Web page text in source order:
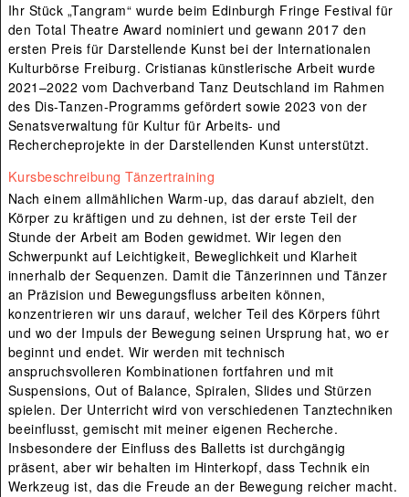
Ihr Stück „Tangram“ wurde beim Edinburgh Fringe Festival für
den Total Theatre Award nominiert und gewann 2017 den
ersten Preis für Darstellende Kunst bei der Internationalen
Kulturbörse Freiburg. Cristianas künstlerische Arbeit wurde
2021–2022 vom Dachverband Tanz Deutschland im Rahmen
des Dis-Tanzen-Programms gefördert sowie 2023 von der
Senatsverwaltung für Kultur für Arbeits- und
Rechercheprojekte in der Darstellenden Kunst unterstützt.
Kursbeschreibung Tänzertraining
Nach einem allmählichen Warm-up, das darauf abzielt, den
Körper zu kräftigen und zu dehnen, ist der erste Teil der
Stunde der Arbeit am Boden gewidmet. Wir legen den
Schwerpunkt auf Leichtigkeit, Beweglichkeit und Klarheit
innerhalb der Sequenzen. Damit die Tänzerinnen und Tänzer
an Präzision und Bewegungsfluss arbeiten können,
konzentrieren wir uns darauf, welcher Teil des Körpers führt
und wo der Impuls der Bewegung seinen Ursprung hat, wo er
beginnt und endet. Wir werden mit technisch
anspruchsvolleren Kombinationen fortfahren und mit
Suspensions, Out of Balance, Spiralen, Slides und Stürzen
spielen. Der Unterricht wird von verschiedenen Tanztechniken
beeinflusst, gemischt mit meiner eigenen Recherche.
Insbesondere der Einfluss des Balletts ist durchgängig
präsent, aber wir behalten im Hinterkopf, dass Technik ein
Werkzeug ist, das die Freude an der Bewegung reicher macht.